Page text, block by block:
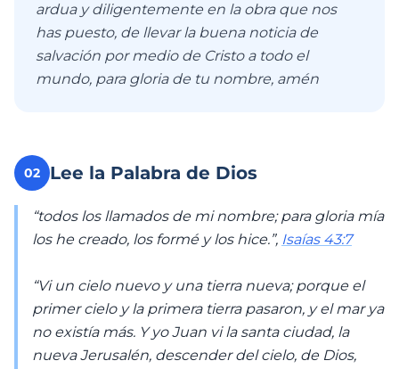
ardua y diligentemente en la obra que nos
has puesto, de llevar la buena noticia de
salvación por medio de Cristo a todo el
mundo, para gloria de tu nombre, amén
02 Lee la Palabra de Dios
“todos los llamados de mi nombre; para gloria mía
los he creado, los formé y los hice.”, Isaías 43:7
“Vi un cielo nuevo y una tierra nueva; porque el
primer cielo y la primera tierra pasaron, y el mar ya
no existía más. Y yo Juan vi la santa ciudad, la
nueva Jerusalén, descender del cielo, de Dios,